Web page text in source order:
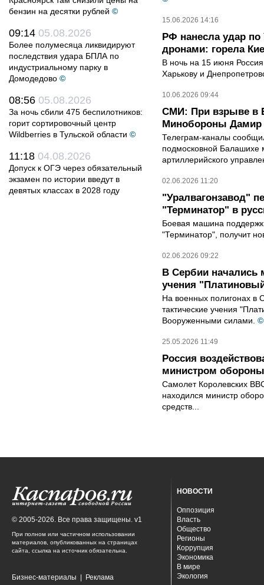
бензин на десятки рублей ©
09:14 05.08.2026
Более полумесяца ликвидируют
последствия удара БПЛА по
индустриальному парку в
Домодедово ©
08:56 05.08.2026
За ночь сбили 475 беспилотников:
горит сортировочный центр
Wildberries в Тульской области ©
11:18 04.08.2026
Допуск к ОГЭ через обязательный
экзамен по истории введут в
девятых классах в 2028 году
15.06.2026 14:16
РФ нанесла удар по
дронами: горела
В ночь на 15 июня
Харькову и
10.06.2026 09:44
СМИ: При взрыве в
Минобороны
Телеграм-каналы
подмосковной Балашихе
артиллерийского
02.06.2026 11:20
"Уралвагонзавод"
"Терминатор" в
Боевая машина
"Терминатор", получит
02.06.2026 09:22
В Сербии начались
учения
На военных полигонах в
тактические учения
Вооруженными силами. ©
25.05.2026 11:49
Россия
министром
Самолет Королевских
находился министр
средств...
© 2005-2026. Все права защищены. v1
При полном или частичном использовании
материалов, опубликованных на страницах
сайта, ссылка на источник обязательна.
Бизнес-материалы Реклама
НОВОСТИ
Оппозиция
Власть
Общество
Регионы
Коррупция
Экономика
В мире
Экология